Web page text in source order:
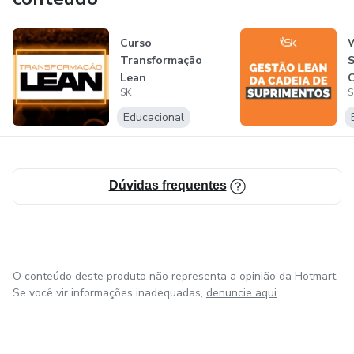
Curso
Transformação
Lean
SK
Educacional
Dúvidas frequentes
O conteúdo deste produto não representa a opinião da Hotmart.
Se você vir informações inadequadas, denuncie aqui